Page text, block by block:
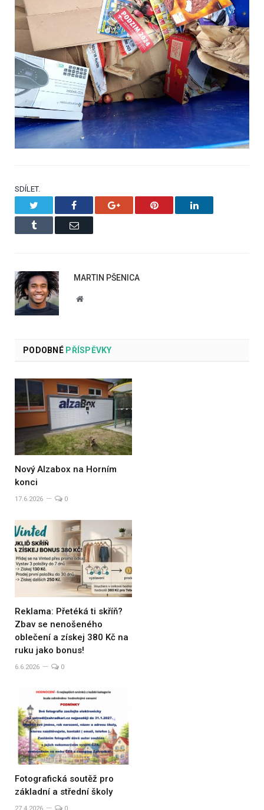
SDÍLET.
Facebook Google+ Pinterest LinkedIn
Tumblr Email
MARTIN PŠENICA
Website
PODOBNÉPŘÍSPĚVKY
Nový Alzabox na Horním
konci
17.6.2026 0
Reklama: Přetéká ti skříň?
Zbav se nenošeného
oblečení a získej 380 Kč na
ruku jako bonus!
6.6.2026 0
Fotografická soutěž pro
základní a střední školy
27.4.2026 0